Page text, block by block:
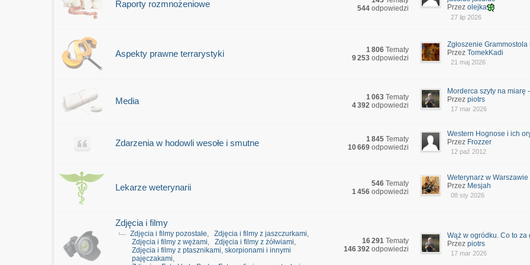
Raporty rozmnożeniowe
544 odpowiedzi
Przezolejka
27 lip 2026
Aspekty prawne terrarystyki 1 806 Tematy
9 253 odpowiedzi
Zgłoszenie Grammostola
PrzezTomekKadi
21 maj 2026
Media 1 063 Tematy
4 392 odpowiedzi
Morderca szyty na miarę
Przezpiotrs
17 mar 2026
Zdarzenia w hodowli wesołe i smutne 1 845 Tematy
10 669 odpowiedzi
Western Hognose i ich
Przez Frozzer
12 paź 2012
Lekarze weterynarii 546 Tematy
1 456 odpowiedzi
Weterynarz w Warszawie
Przez Mesjah
08 sty 2026
Zdjęcia i filmy
Zdjęcia i filmy pozostałe, Zdjęcia i filmy z jaszczurkami,
Zdjęcia i filmy z wężami, Zdjęcia i filmy z żółwiami,
Zdjęcia i filmy z ptasznikami, skorpionami i innymi
pajęczakami,
16 291 Tematy
146 392 odpowiedzi
Wąż w ogródku. Co to za
Przezpiotrs
17 mar 2026